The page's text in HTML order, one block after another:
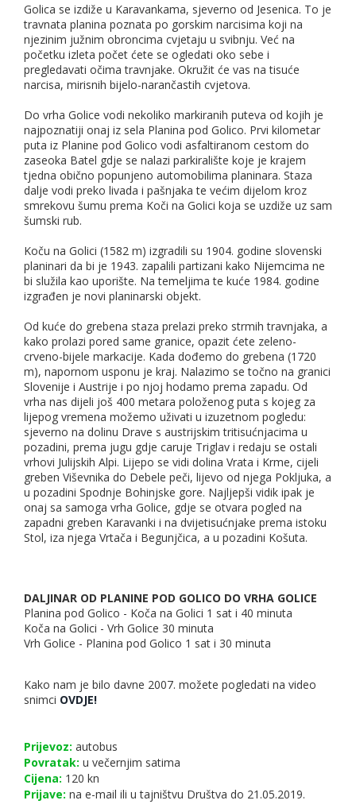
Golica se izdiže u Karavankama, sjeverno od Jesenica. To je
travnata planina poznata po gorskim narcisima koji na
njezinim južnim obroncima cvjetaju u svibnju. Već na
početku izleta počet ćete se ogledati oko sebe i
pregledavati očima travnjake. Okružit će vas na tisuće
narcisa, mirisnih bijelo-narančastih cvjetova.
Do vrha Golice vodi nekoliko markiranih puteva od kojih je
najpoznatiji onaj iz sela Planina pod Golico. Prvi kilometar
puta iz Planine pod Golico vodi asfaltiranom cestom do
zaseoka Batel gdje se nalazi parkiralište koje je krajem
tjedna obično popunjeno automobilima planinara. Staza
dalje vodi preko livada i pašnjaka te većim dijelom kroz
smrekovu šumu prema Koči na Golici koja se uzdiže uz sam
šumski rub.
Koču na Golici (1582 m) izgradili su 1904. godine slovenski
planinari da bi je 1943. zapalili partizani kako Nijemcima ne
bi služila kao uporište. Na temeljima te kuće 1984. godine
izgrađen je novi planinarski objekt.
Od kuće do grebena staza prelazi preko strmih travnjaka, a
kako prolazi pored same granice, opazit ćete zeleno-
crveno-bijele markacije. Kada dođemo do grebena (1720
m), napornom usponu je kraj. Nalazimo se točno na granici
Slovenije i Austrije i po njoj hodamo prema zapadu. Od
vrha nas dijeli još 400 metara položenog puta s kojeg za
lijepog vremena možemo uživati u izuzetnom pogledu:
sjeverno na dolinu Drave s austrijskim tritisućnjacima u
pozadini, prema jugu gdje caruje Triglav i redaju se ostali
vrhovi Julijskih Alpi. Lijepo se vidi dolina Vrata i Krme, cijeli
greben Viševnika do Debele peči, lijevo od njega Pokljuka, a
u pozadini Spodnje Bohinjske gore. Najljepši vidik ipak je
onaj sa samoga vrha Golice, gdje se otvara pogled na
zapadni greben Karavanki i na dvijetisućnjake prema istoku
Stol, iza njega Vrtača i Begunjčica, a u pozadini Košuta.
DALJINAR OD PLANINE POD GOLICO DO VRHA GOLICE
Planina pod Golico - Koča na Golici 1 sat i 40 minuta
Koča na Golici - Vrh Golice 30 minuta
Vrh Golice - Planina pod Golico 1 sat i 30 minuta
Kako nam je bilo davne 2007. možete pogledati na video
snimci OVDJE!
Prijevoz: autobus
Povratak: u večernjim satima
Cijena: 120 kn
Prijave: na e-mail ili u tajništvu Društva do 21.05.2019.